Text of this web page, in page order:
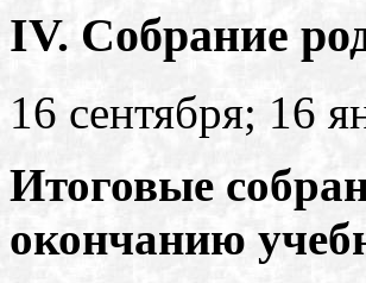
IV. Собрание
16 сентября; 16
Итоговые
окончанию